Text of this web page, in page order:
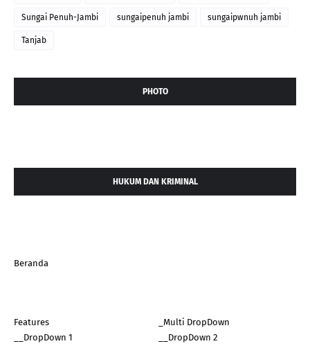
Sungai Penuh-Jambi sungaipenuh jambi sungaipwnuh jambi
Tanjab
PHOTO
HUKUM DAN KRIMINAL
Beranda
Features
_Multi DropDown
__DropDown 1
__DropDown 2